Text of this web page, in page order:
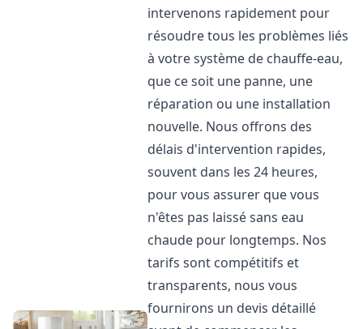
intervenons rapidement pour
résoudre tous les problèmes liés
à votre système de chauffe-eau,
que ce soit une panne, une
réparation ou une installation
nouvelle. Nous offrons des
délais d'intervention rapides,
souvent dans les 24 heures,
pour vous assurer que vous
n'êtes pas laissé sans eau
chaude pour longtemps. Nos
tarifs sont compétitifs et
transparents, nous vous
fournirons un devis détaillé